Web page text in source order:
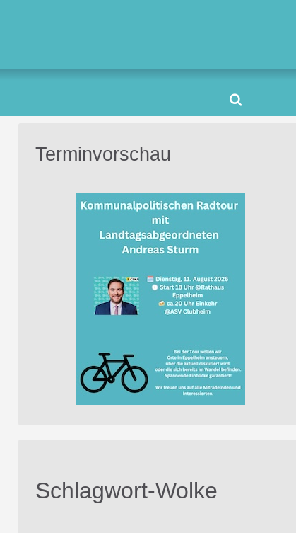
Terminvorschau
Schlagwort-Wolke